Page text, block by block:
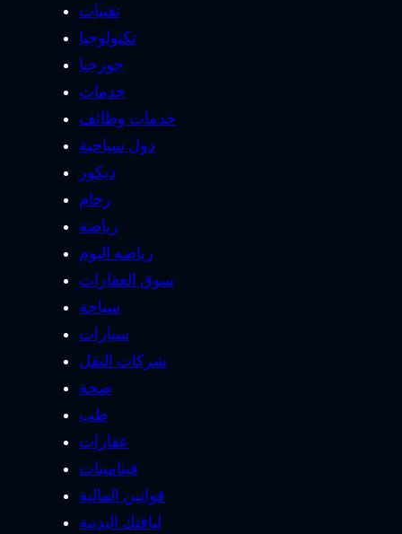
تقنيات
تكنولوجيا
جورجيا
خدمات
خدمات وظائف
دول سياحية
ديكور
رخام
رياضة
رياضه اليوم
سوق العقارات
سياحة
سيارات
شركات النقل
صحة
طب
عقارات
فيتامينات
قوانين المالية
لياقتك البدنية